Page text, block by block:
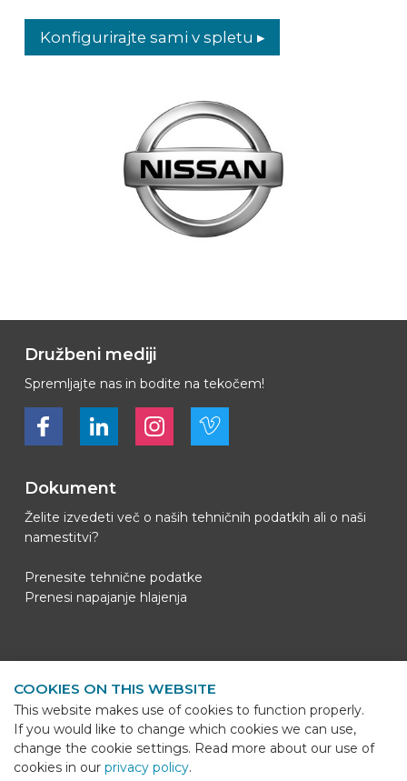
PIŠITE NA
OPREMLJANJE VOZILA
Konfigurirajte sami v spletu ▸
Družbeni mediji
Spremljajte nas in bodite na tekočem!
Bekijk ons op FacebookBekijk ons op LinkedInBekijk ons op LinkedInBekijk ons op Vimeo
Dokument
Želite izvedeti več o naših tehničnih podatkih ali o naši
namestitvi?
Prenesite tehnične podatke
Prenesi napajanje hlajenja
BEKS Systems
Meerheide 58
5521 DZ Eersel
Telefoon+31 (0)85 - 064 58 92
COOKIES ON THIS WEBSITE
This website makes use of cookies to function properly.
If you would like to change which cookies we can use,
change the cookie settings. Read more about our use of
cookies in our privacy policy.